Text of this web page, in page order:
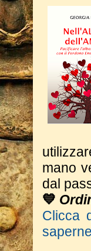
mano
dal
💙
Clicca